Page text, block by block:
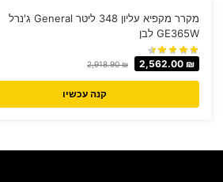
מקרר מקפיא עליון 348 ליטר General ג'נרל
GE365W לבן
2,918.90₪ 2,562.00 ₪
קנה עכשיו